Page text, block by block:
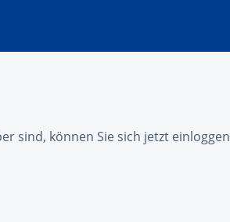
sind, können Sie sich jetzt